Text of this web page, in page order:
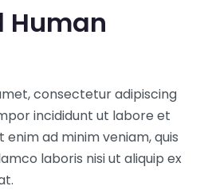
Human
consectetur adipiscing
incididunt ut labore et
enim ad minim veniam, quis
laboris nisi ut aliquip ex